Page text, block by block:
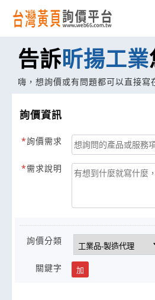
告訴昕揚工業
嗨，想詢價或有問題都可以直接
詢價資訊
詢價需求
需求說明
詢價分類
關鍵字 加